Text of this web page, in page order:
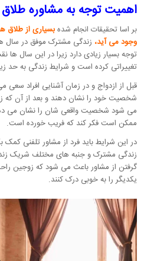
اهمیت توجه به مشاوره طلاق
بر اسا تحقیقات انجام شدهبسیاری از طلاق
وجود می آید، زندگی مشترک موفق در سال
توجه بسیار زیادی دارد زیرا در این سال
تغییراتی کرده است و شرایط زندگی به حد
قبل از ازدواج و در زمان آشنایی افراد سعی
شخصیت خود را نشان دهند و بعد از آن
می شود شخصیت واقعی شان را نشان می
ممکن است فکر کند که فریب خورده است.
در این شرایط باید فرد از مشاور تلفنی کمک
زندگی مشترک و جنبه های مختلف شریک
گرفتن از مشاور باعث می شود که زوجین
یکدیگر را به خوبی درک کنند.